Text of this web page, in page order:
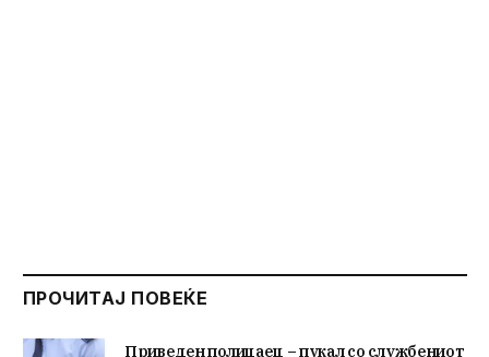
ПРОЧИТАЈ ПОВЕЌЕ
Приведен полицаец – пукал со службениот